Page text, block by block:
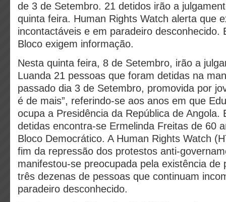
de 3 de Setembro. 21 detidos irão a
quinta feira. Human Rights Watch alerta que
incontactáveis e em paradeiro desconhecido.
Bloco exigem informação.
Nesta quinta feira, 8 de Setembro, irão a
Luanda 21 pessoas que foram detidas na
passado dia 3 de Setembro, promovida por
é de mais”, referindo-se aos anos em que
ocupa a Presidência da República de Angola.
detidas encontra-se Ermelinda Freitas de 60
Bloco Democrático. A Human Rights Watch
fim da repressão dos protestos anti-
manifestou-se preocupada pela existência de
três dezenas de pessoas que continuam
paradeiro desconhecido.